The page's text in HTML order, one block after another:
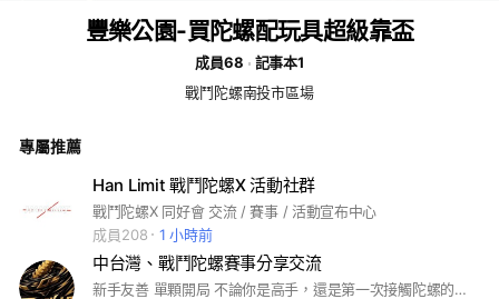
豐樂公園-買陀螺配玩具超級靠盃
成員68
記事本1
戰鬥陀螺南投市區場
專屬推薦
Han Limit 戰鬥陀螺X 活動社群
戰鬥陀螺X 同好會 交流 / 賽事 / 活動宣布中心
成員208
1 小時前
中台灣、戰鬥陀螺賽事分享交流
新手友善 單顆開局 不論你是高手，還是第一次接觸陀螺的新手； 不論你有頂級配置，還是只有一顆原裝陀螺。 在這裡，每一次對戰都值得尊重，每一份熱愛都值得被看見。 很多人說：「努力在天賦面前一文不值。」 但我們相信，真正的天賦，不是天生比別人強，而是願意把自己的熱愛分享出去，陪伴更多人一起成長。 因為一個人的勝利，只能成就自己； 一群人的熱愛，才能成就一個世代。